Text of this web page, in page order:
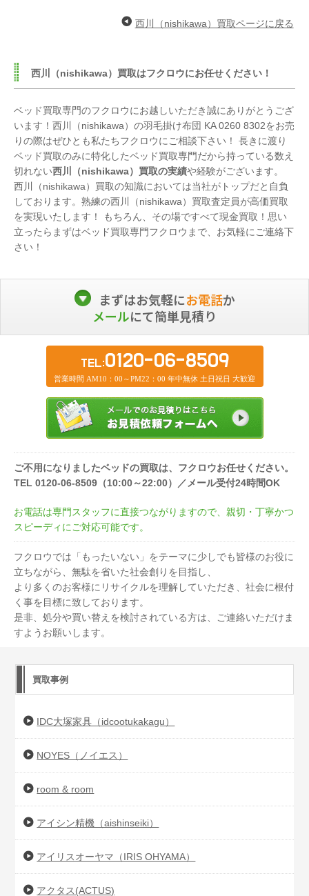
西川（nishikawa）買取ページに戻る
西川（nishikawa）買取はフクロウにお任せください！
ベッド買取専門のフクロウにお越しいただき誠にありがとうござ
います！西川（nishikawa）の羽毛掛け布団 KA 0260 8302をお売
りの際はぜひとも私たちフクロウにご相談下さい！ 長きに渡り
ベッド買取のみに特化したベッド買取専門だから持っている数え
切れない西川（nishikawa）買取の実績や経験がございます。
西川（nishikawa）買取の知識においては当社がトップだと自負
しております。熟練の西川（nishikawa）買取査定員が高価買取
を実現いたします！ もちろん、その場ですべて現金買取！思い
立ったらまずはベッド買取専門フクロウまで、お気軽にご連絡下
さい！
まずはお気軽にお電話か
メールにて簡単見積り
TEL:0120-06-8509
営業時間 AM10：00～PM22：00 年中無休 土日祝日 大歓迎
ご不用になりましたベッドの買取は、フクロウお任せください。
TEL 0120-06-8509（10:00～22:00）／メール受付24時間OK
お電話は専門スタッフに直接つながりますので、親切・丁寧かつ
スピーディにご対応可能です。
フクロウでは「もったいない」をテーマに少しでも皆様のお役に
立ちながら、無駄を省いた社会創りを目指し、
より多くのお客様にリサイクルを理解していただき、社会に根付
く事を目標に致しております。
是非、処分や買い替えを検討されている方は、ご連絡いただけま
すようお願いします。
買取事例
IDC大塚家具（idcootukakagu）
NOYES（ノイエス）
room & room
アイシン精機（aishinseiki）
アイリスオーヤマ（IRIS OHYAMA）
アクタス(ACTUS)